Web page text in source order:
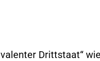
Drittstaat“